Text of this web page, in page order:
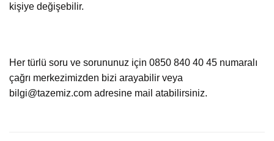
kişiye değişebilir.
Her türlü soru ve sorununuz için 0850 840 40 45 numaralı
çağrı merkezimizden bizi arayabilir veya
bilgi@tazemiz.com adresine mail atabilirsiniz.